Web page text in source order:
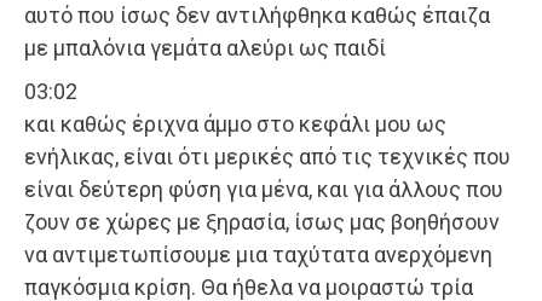
αυτό που ίσως δεν αντιλήφθηκα καθώς έπαιζα
με μπαλόνια γεμάτα αλεύρι ως παιδί
03:02
και καθώς έριχνα άμμο στο κεφάλι μου ως
ενήλικας, είναι ότι μερικές από τις τεχνικές που
είναι δεύτερη φύση για μένα, και για άλλους που
ζουν σε χώρες με ξηρασία, ίσως μας βοηθήσουν
να αντιμετωπίσουμε μια ταχύτατα ανερχόμενη
παγκόσμια κρίση. Θα ήθελα να μοιραστώ τρία